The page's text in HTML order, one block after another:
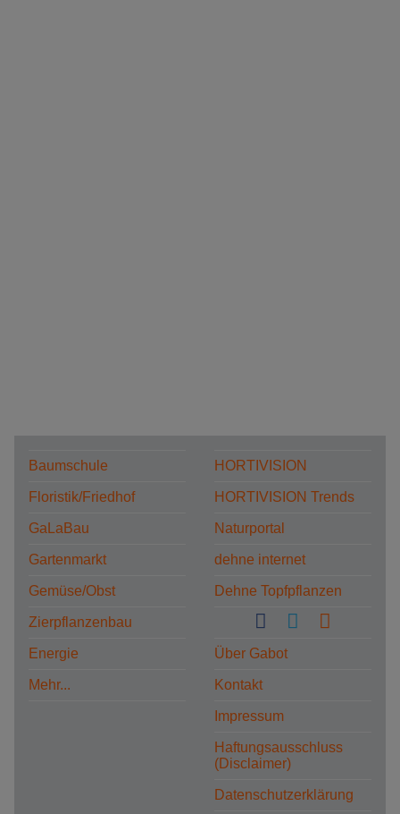
Baumschule
Floristik/Friedhof
GaLaBau
Gartenmarkt
Gemüse/Obst
Zierpflanzenbau
Energie
Mehr...
HORTIVISION
HORTIVISION Trends
Naturportal
dehne internet
Dehne Topfpflanzen
Über Gabot
Kontakt
Impressum
Haftungsausschluss
(Disclaimer)
Datenschutzerklärung